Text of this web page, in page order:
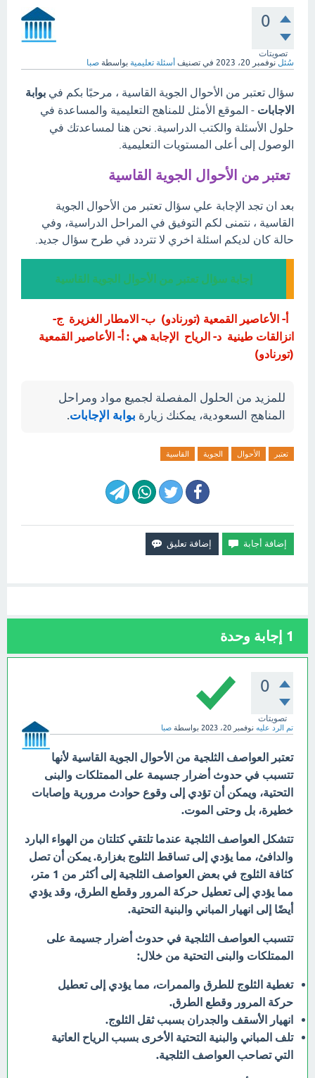
0
تصويتات
سُئل نوفمبر 20، 2023 في تصنيف أسئلة تعليمية بواسطة صبا
سؤال تعتبر من الأحوال الجوية القاسية ، مرحبًا بكم في بوابة
الاجابات - الموقع الأمثل للمناهج التعليمية والمساعدة في
حلول الأسئلة والكتب الدراسية. نحن هنا لمساعدتك في
الوصول إلى أعلى المستويات التعليمية.
تعتبر من الأحوال الجوية القاسية
بعد ان تجد الإجابة علي سؤال تعتبر من الأحوال الجوية
القاسية ، نتمنى لكم التوفيق في المراحل الدراسية، وفي
حالة كان لديكم اسئلة اخري لا تتردد في طرح سؤال جديد.
إجابة سؤال تعتبر من الأحوال الجوية القاسية
أ- الأعاصير القمعية (تورنادو) ب- الامطار الغزيرة ج-
انزالقات طينية د- الرياح الإجابة هي : أ- الأعاصير القمعية
(تورنادو)
للمزيد من الحلول المفصلة لجميع مواد ومراحل
المناهج السعودية، يمكنك زيارة بوابة الإجابات.
تعتبر الأحوال الجوية القاسية
1 إجابة وحدة
0
تصويتات
تم الرد عليه نوفمبر 20، 2023 بواسطة صبا
تعتبر العواصف الثلجية من الأحوال الجوية القاسية لأنها
تتسبب في حدوث أضرار جسيمة على الممتلكات والبنى
التحتية، ويمكن أن تؤدي إلى وقوع حوادث مرورية وإصابات
خطيرة، بل وحتى الموت.
تتشكل العواصف الثلجية عندما تلتقي كتلتان من الهواء البارد
والدافئ، مما يؤدي إلى تساقط الثلوج بغزارة. يمكن أن تصل
كثافة الثلوج في بعض العواصف الثلجية إلى أكثر من 1 متر،
مما يؤدي إلى تعطيل حركة المرور وقطع الطرق، وقد يؤدي
أيضًا إلى انهيار المباني والبنية التحتية.
تتسبب العواصف الثلجية في حدوث أضرار جسيمة على
الممتلكات والبنى التحتية من خلال:
تغطية الثلوج للطرق والممرات، مما يؤدي إلى تعطيل
حركة المرور وقطع الطرق.
انهيار الأسقف والجدران بسبب ثقل الثلوج.
تلف المباني والبنية التحتية الأخرى بسبب الرياح العاتية
التي تصاحب العواصف الثلجية.